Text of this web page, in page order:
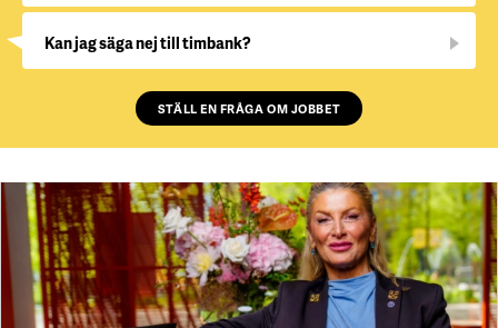
Kan jag säga nej till timbank?
STÄLL EN FRÅGA OM JOBBET